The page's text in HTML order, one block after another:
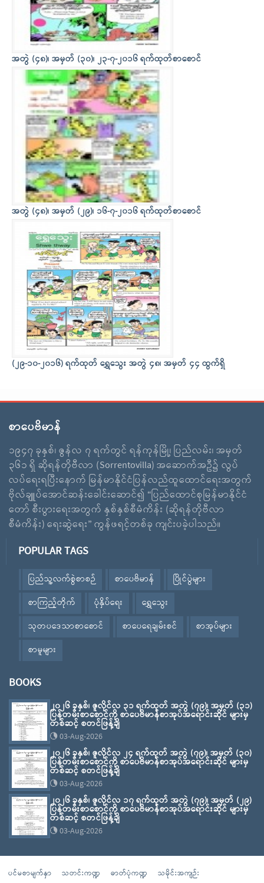
အတွဲ (၄၈)၊ အမှတ် (၃၀)၊ ၂၃-၇-၂၀၁၆ ရက်ထုတ်စာစောင်
အတွဲ (၄၈)၊ အမှတ် (၂၉)၊ ၁၆-၇-၂၀၁၆ ရက်ထုတ်စာစောင်
(၂၉-၁၀-၂၀၁၆) ရက်ထုတ် ရွှေသွေး အတွဲ ၄၈၊ အမှတ် ၄၄ ထွက်ရှိ
စာပေဗိမာန်
၁၉၄၇ ခုနှစ်၊ ဇွန်လ ၇ ရက်တွင် ရန်ကုန်မြို့၊ ပြည်လမ်း၊ အမှတ်
၃၆၁ ရှိ ဆိုရန်တိုဗီလာ (Sorrentovilla) အဆောက်အဦ၌ လွပ်
လပ်ရေးရပြီးနောက် မြန်မာနိုင်ငံပြန်လည်ထူထောင်ရေးအတွက်
ဗိုလ်ချူပ်အောင်ဆန်းခေါင်းဆောင်၍ “ပြည်ထောင်စုမြန်မာနိုင်ငံ
တော် စီးပွားရေးအတွက် နှစ်နှစ်စီမံကိန်း (ဆိုရန်တိုဗီလာ
စီမံကိန်း) ရေးဆွဲရေး” ကွန်ဖရင့်တစ်ခု ကျင်းပခဲ့ပါသည်။
POPULAR TAGS
ပြည်သူ့လက်စွဲစာစဉ် စာပေဗိမာန်
ပြိုင်ပွဲများ
စာကြည့်တိုက်
ပုံနှိပ်ရေး
ရွှေသွေး
သုတပဒေသာစာစောင်
စာပေရေချမ်းစင်
စာအုပ်များ
စာမူများ
BOOKS
၂၀၂၆ ခုနှစ်၊ ဇူလိုင်လ ၃၁ ရက်ထုတ် အတွဲ (၇၉)၊ အမှတ် (၃၁)
ပြန်တမ်းစာစောင်ကို စာပေဗိမာန်စာအုပ်အရောင်းဆိုင် များမှ
တစ်ဆင့် စတင်ဖြန့်ချိ
03-Aug-2026
၂၀၂၆ ခုနှစ်၊ ဇူလိုင်လ ၂၄ ရက်ထုတ် အတွဲ (၇၉)၊ အမှတ် (၃၀)
ပြန်တမ်းစာစောင်ကို စာပေဗိမာန်စာအုပ်အရောင်းဆိုင် များမှ
တစ်ဆင့် စတင်ဖြန့်ချိ
03-Aug-2026
၂၀၂၆ ခုနှစ်၊ ဇူလိုင်လ ၁၇ ရက်ထုတ် အတွဲ (၇၉)၊ အမှတ် (၂၉)
ပြန်တမ်းစာစောင်ကို စာပေဗိမာန်စာအုပ်အရောင်းဆိုင် များမှ
တစ်ဆင့် စတင်ဖြန့်ချိ
03-Aug-2026
ပင်မစာမျက်နှာ သတင်းကဏ္ဍ ဓာတ်ပုံကဏ္ဍ
သမိုင်းအကျဉ်း